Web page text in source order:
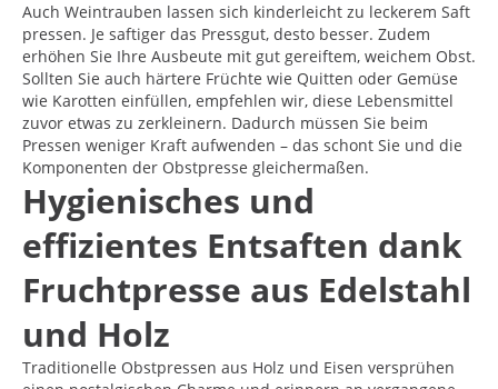
Auch Weintrauben lassen sich kinderleicht zu leckerem Saft
pressen. Je saftiger das Pressgut, desto besser. Zudem
erhöhen Sie Ihre Ausbeute mit gut gereiftem, weichem Obst.
Sollten Sie auch härtere Früchte wie Quitten oder Gemüse
wie Karotten einfüllen, empfehlen wir, diese Lebensmittel
zuvor etwas zu zerkleinern. Dadurch müssen Sie beim
Pressen weniger Kraft aufwenden – das schont Sie und die
Komponenten der Obstpresse gleichermaßen.
Hygienisches und
effizientes Entsaften dank
Fruchtpresse aus Edelstahl
und Holz
Traditionelle Obstpressen aus Holz und Eisen versprühen